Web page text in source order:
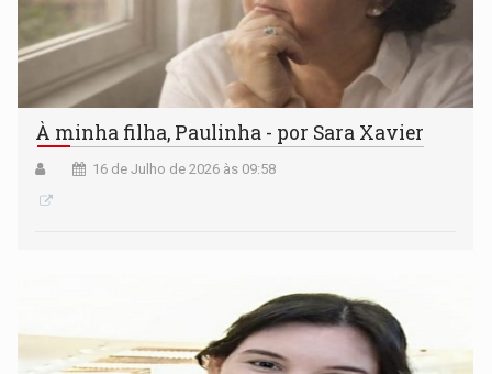
À minha filha, Paulinha - por Sara Xavier
16 de Julho de 2026 às 09:58